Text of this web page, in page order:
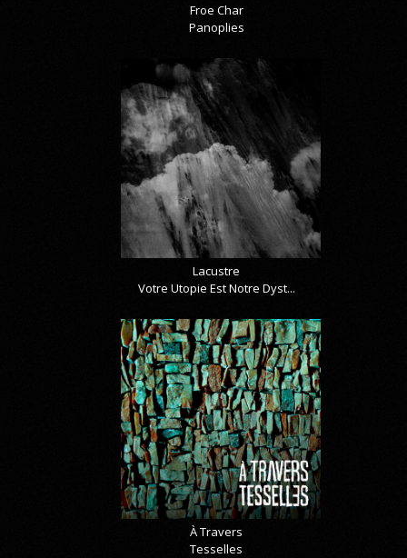
Froe Char
Panoplies
Lacustre
Votre Utopie Est Notre Dyst...
À Travers
Tesselles